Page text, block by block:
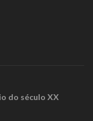
do século XX